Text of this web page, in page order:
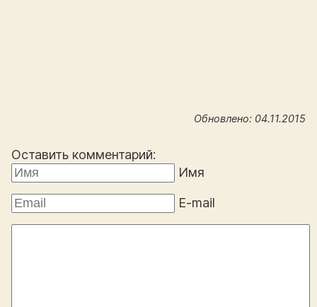
Обновлено: 04.11.2015
Оставить комментарий:
Имя
E-mail